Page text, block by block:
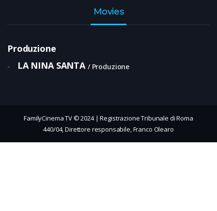
Movies
Produzione
- LA NINA SANTA Produzione
FamilyCinema TV © 2024 | Registrazione Tribunale di Roma
440/04, Direttore responsabile, Franco Olearo